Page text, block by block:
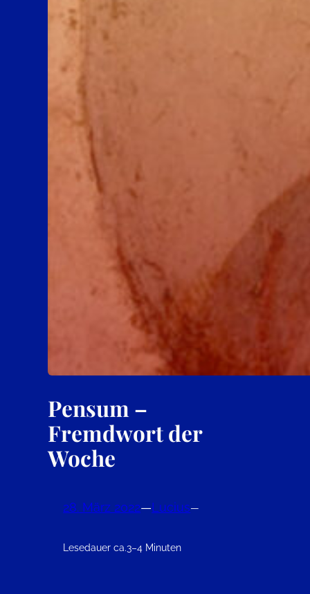
Pensum –
Fremdwort der
Woche
28. März 2022—Lucius—
Lesedauer ca.3–4 Minuten